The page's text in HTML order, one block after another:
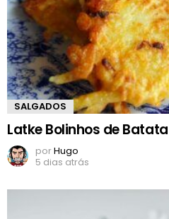
SALGADOS
Latke Bolinhos de
porHugo
5 dias atrás